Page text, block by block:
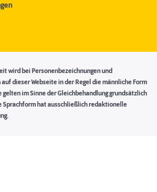
wird bei Personenbezeichnungen und
dieser Webseite in der Regel die männliche Form
im Sinne der Gleichbehandlung grundsätzlich
Sprachform hat ausschließlich redaktionelle